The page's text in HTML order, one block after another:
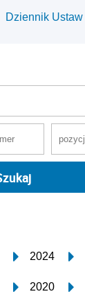
Dziennik Ustaw
2024
2020